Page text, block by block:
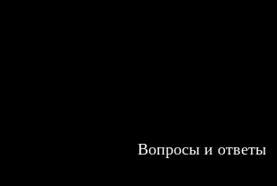
Вопросы и ответы